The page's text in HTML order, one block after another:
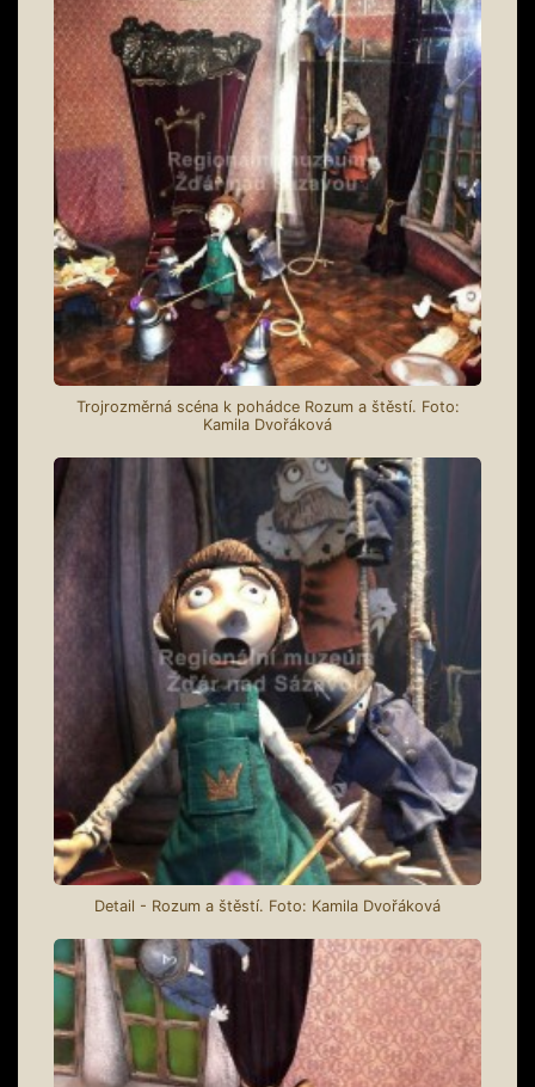
Trojrozměrná scéna k pohádce Rozum a štěstí. Foto:
Kamila Dvořáková
Detail - Rozum a štěstí. Foto: Kamila Dvořáková